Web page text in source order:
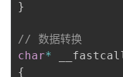
}
// 数据转换
char*
{